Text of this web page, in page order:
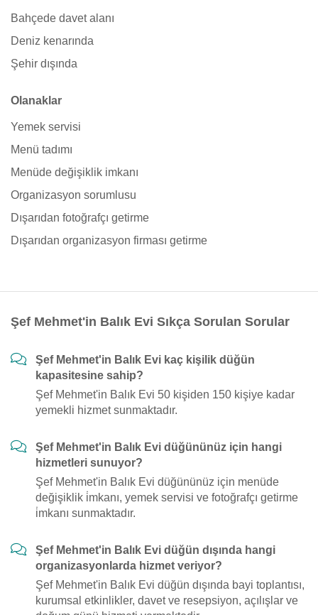
Bahçede davet alanı
Deniz kenarında
Şehir dışında
Olanaklar
Yemek servisi
Menü tadımı
Menüde değişiklik imkanı
Organizasyon sorumlusu
Dışarıdan fotoğrafçı getirme
Dışarıdan organizasyon firması getirme
Şef Mehmet'in Balık Evi Sıkça Sorulan Sorular
Şef Mehmet'in Balık Evi kaç kişilik düğün
kapasitesine sahip?
Şef Mehmet'in Balık Evi 50 kişiden 150 kişiye kadar
yemekli hizmet sunmaktadır.
Şef Mehmet'in Balık Evi düğününüz için hangi
hizmetleri sunuyor?
Şef Mehmet'in Balık Evi düğününüz için menüde
değişiklik i̇mkanı, yemek servisi ve fotoğrafçı getirme
i̇mkanı sunmaktadır.
Şef Mehmet'in Balık Evi düğün dışında hangi
organizasyonlarda hizmet veriyor?
Şef Mehmet'in Balık Evi düğün dışında bayi toplantısı,
kurumsal etkinlikler, davet ve resepsiyon, açılışlar ve